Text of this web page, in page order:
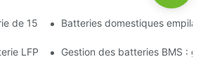
de 15 kW : alimentez votre avenir en
Batteries domestiques
LFP : un choix durable pour le
Gestion des batteries BMS :